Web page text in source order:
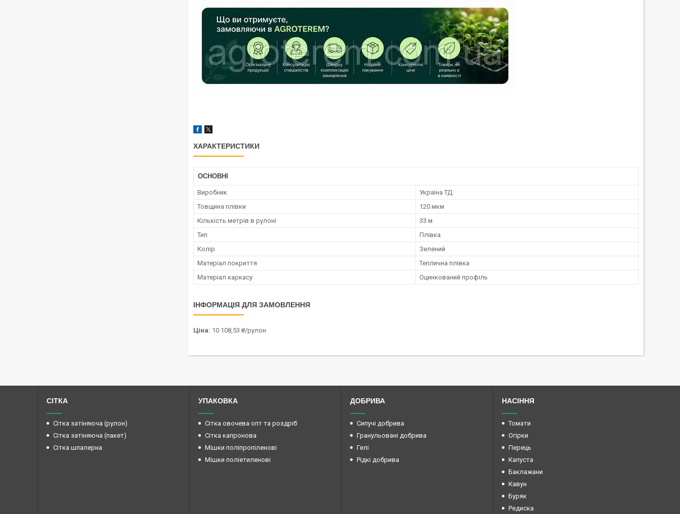
ХАРАКТЕРИСТИКИ
ОСНОВНІ
Виробник
Україна ТД
Товщина плівки
120 мкм
Кількість метрів в рулоні
33 м
Тип
Плівка
Колір
Зелений
Матеріал покриття
Теплична плівка
Матеріал каркасу
Оцинкований профіль
ІНФОРМАЦІЯ ДЛЯ ЗАМОВЛЕННЯ
Ціна: 10 108,53 ₴/рулон
СІТКА
Сітка затіняюча (рулон)
Сітка затіняюча (пакет)
Сітка шпалерна
УПАКОВКА
Сітка овочева опт та роздріб
Сітка капронова
Мішки поліпропіленові
Мішки поліетиленові
ДОБРИВА
Сипучі добрива
Гранульовані добрива
Гелі
Рідкі добрива
НАСІННЯ
Томати
Огірки
Перець
Капуста
Баклажани
Кавун
Буряк
Редиска